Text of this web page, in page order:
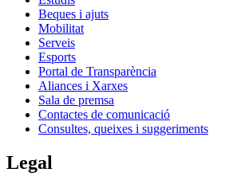
Beques i ajuts
Mobilitat
Serveis
Esports
Portal de Transparència
Aliances i Xarxes
Sala de premsa
Contactes de comunicació
Consultes, queixes i suggeriments
Legal